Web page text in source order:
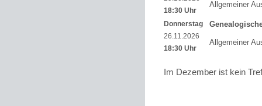
18:30 Uhr
Allgemeiner
Donnerstag
26.11.2026
18:30 Uhr
Allgemeiner
Im Dezember ist kein